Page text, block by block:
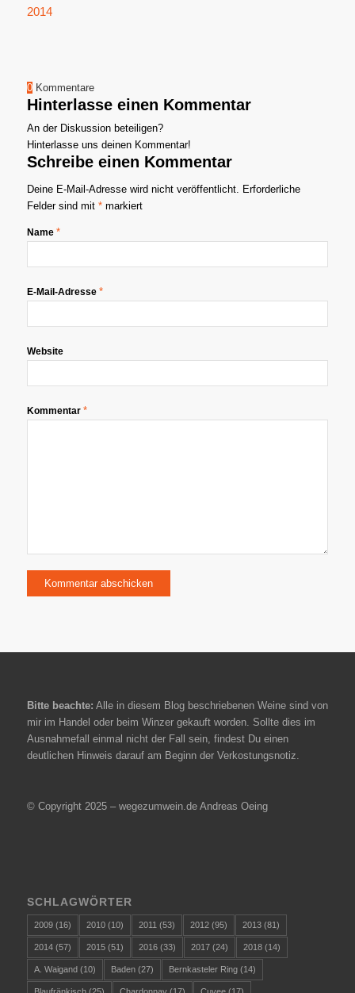
0 Kommentare
Hinterlasse einen Kommentar
An der Diskussion beteiligen?
Hinterlasse uns deinen Kommentar!
Schreibe einen Kommentar
Deine E-Mail-Adresse wird nicht veröffentlicht. Erforderliche
Felder sind mit *markiert
Name *
E-Mail-Adresse *
Website
Kommentar *
Bitte beachte: Alle in diesem Blog beschriebenen Weine sind von
mir im Handel oder beim Winzer gekauft worden. Sollte dies im
Ausnahmefall einmal nicht der Fall sein, findest Du einen
deutlichen Hinweis darauf am Beginn der Verkostungsnotiz.
© Copyright 2025 – wegezumwein.de Andreas Oeing
SCHLAGWÖRTER
2009(16) 2010(10) 2011 (53) 2012(95) 2013(81)
2014(57) 2015(51) 2016(33) 2017(24) 2018(14)
A. Waigand(10) Baden(27) Bernkasteler Ring(14)